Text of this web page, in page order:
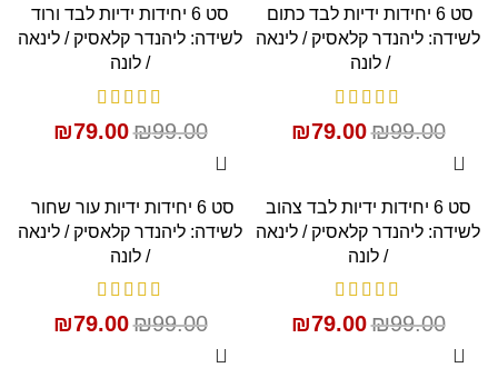
סט 6 יחידות ידיות לבד כתום
לשידה: ליהנדר קלאסיק / לינאה
/ לונה
₪99.00
₪79.00
סט 6 יחידות ידיות לבד ורוד
לשידה: ליהנדר קלאסיק / לינאה
/ לונה
₪99.00
₪79.00
סט 6 יחידות ידיות לבד צהוב
לשידה: ליהנדר קלאסיק / לינאה
/ לונה
₪99.00
₪79.00
סט 6 יחידות ידיות עור שחור
לשידה: ליהנדר קלאסיק / לינאה
/ לונה
₪99.00
₪79.00